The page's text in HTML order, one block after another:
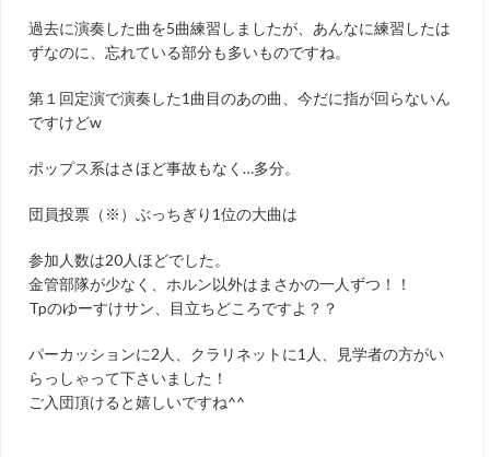
過去に演奏した曲を5曲練習しましたが、あんなに練習したは
ずなのに、忘れている部分も多いものですね。
第１回定演で演奏した1曲目のあの曲、今だに指が回らないん
ですけどw
ポップス系はさほど事故もなく…多分。
団員投票（※）ぶっちぎり1位の大曲は
参加人数は20人ほどでした。
金管部隊が少なく、ホルン以外はまさかの一人ずつ！！
Tpのゆーすけサン、目立ちどころですよ？？
パーカッションに2人、クラリネットに1人、見学者の方がい
らっしゃって下さいました！
ご入団頂けると嬉しいですね^^